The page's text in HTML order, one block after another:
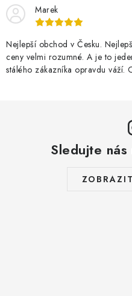
Marek
Nejlepší obchod v Česku.
ceny velmi rozumné. A je to
stálého zákazníka opravdu váží.
Sledujte